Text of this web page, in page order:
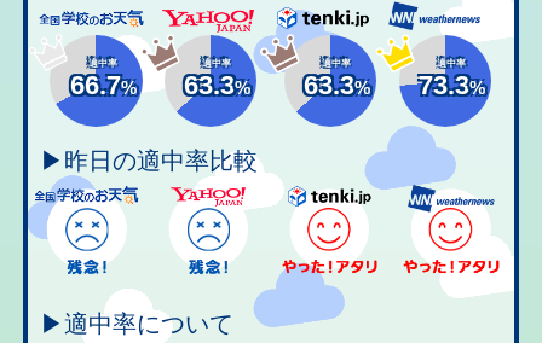
適中率
66.7%
適中率
63.3%
適中率
63.3%
適中率
73.3%
▶昨日の適中率比較
▶適中率について